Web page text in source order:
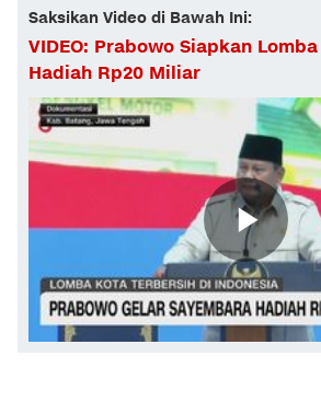
Saksikan Video di Bawah Ini:
VIDEO: Prabowo Siapkan
Hadiah Rp20 Miliar